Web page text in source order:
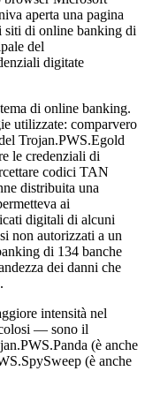
aperta una pagina
siti di online banking di
del
digitate
di online banking.
utilizzate: comparvero
Trojan.PWS.Egold
le credenziali di
codici TAN
distribuita una
ai
digitali di alcuni
non autorizzati a un
di 134 banche
dei danni che
intensità nel
— sono il
(è anche
(è anche